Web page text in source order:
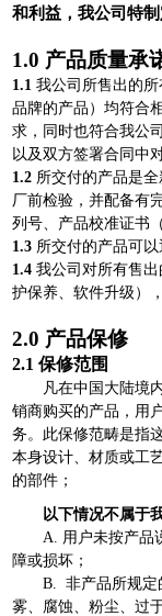
和利益，我公司特制
1.0 产品质量承
1.1我公司所售出的
品牌的产品）均符合
求，同时也符合我公
以及双方签署合同中
1.2 所交付的产品是
厂前检验，并配备有
列号、产品校准证书
1.3 所交付的产品可
1.4我公司对所有售
护保养、软件升级）
2.0 产品保修
2.1保修范围
凡在中国大陆境
销商购买的产品，用
务。此保修范畴是指
本身设计、材质或工
的部件；
以下情况不属于
A. 用户未按产品
障或损坏；
B. 非产品所规定
雾、腐蚀、粉尘、过